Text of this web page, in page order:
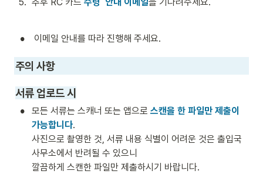
• 이메일 안내를 따라 진행해 주세요.
주의 사항
서류 업로드 시
• 모든 서류는 스캐너 또는 앱으로 스캔을 한 파일만 제출이
가능합니다.
사진으로 촬영한 것, 서류 내용 식별이 어려운 것은 출입국
사무소에서 반려될 수 있으니
깔끔하게 스캔한 파일만 제출하시기 바랍니다.